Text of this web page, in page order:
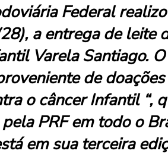
Federal
a entrega de leite
Varela Santiago.
de
o câncer Infantil “,
PRF em todo o
em sua terceira